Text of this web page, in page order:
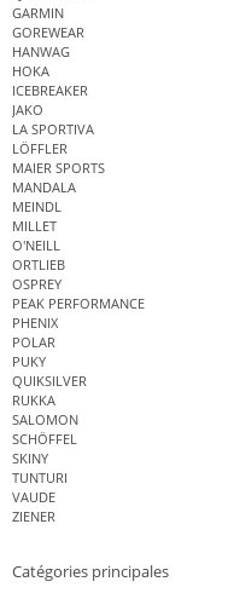
GARMIN
GOREWEAR
HANWAG
HOKA
ICEBREAKER
JAKO
LA SPORTIVA
LÖFFLER
MAIER SPORTS
MANDALA
MEINDL
MILLET
O'NEILL
ORTLIEB
OSPREY
PEAK PERFORMANCE
PHENIX
POLAR
PUKY
QUIKSILVER
RUKKA
SALOMON
SCHÖFFEL
SKINY
TUNTURI
VAUDE
ZIENER
Catégories principales